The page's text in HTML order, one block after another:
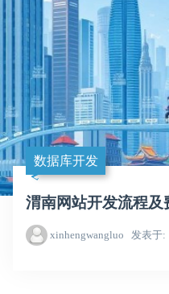
数据库开发
渭南网站开发流程及
xinhengwangluo 发表于